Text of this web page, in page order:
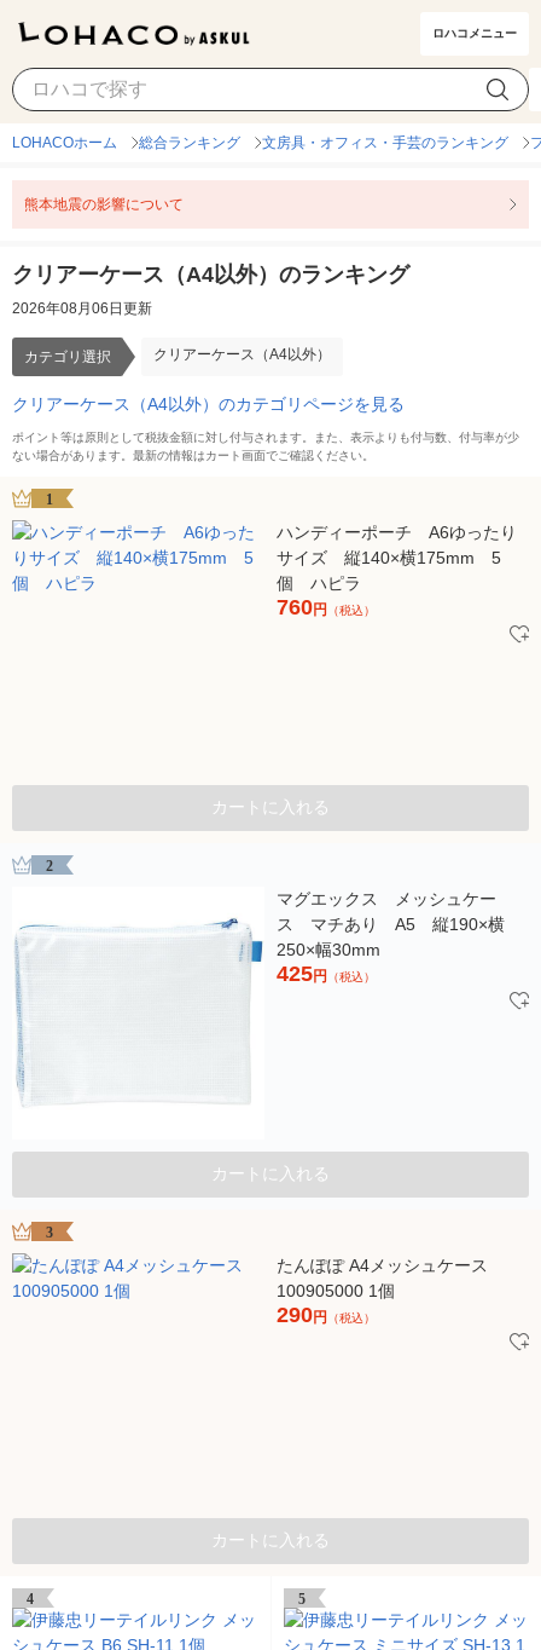
ロハコメニュー
クリアーケース（A4以外） カテゴリ選択
LOHACOホーム 総合ランキング 文房具・オフィス・手芸のランキング
熊本地震の影響について
クリアーケース（A4以外）のランキング
2026年08月06日更新
カテゴリ選択 クリアーケース（A4以外）
クリアーケース（A4以外）のカテゴリページを見る
ポイント等は原則として税抜金額に対し付与されます。また、表示よりも付与数、付与率が少
ない場合があります。最新の情報はカート画面でご確認ください。
1
ハンディーポーチ A6ゆったり
サイズ 縦140×横175mm 5
個 ハピラ
760円 （税込）
カートに入れる
2
マグエックス メッシュケー
ス マチあり A5 縦190×横
250×幅30mm
425円 （税込）
カートに入れる
3
たんぽぽ A4メッシュケース
100905000 1個
290円 （税込）
カートに入れる
4 5